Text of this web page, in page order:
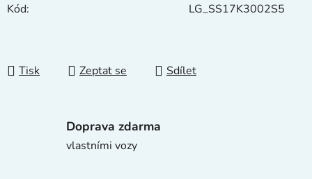
Kód:
LG_SS17K3002S5
Tisk Zeptat se Sdílet
Doprava zdarma
vlastními vozy